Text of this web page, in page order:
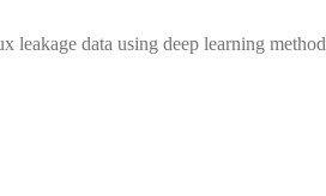
leakage data using deep learning method